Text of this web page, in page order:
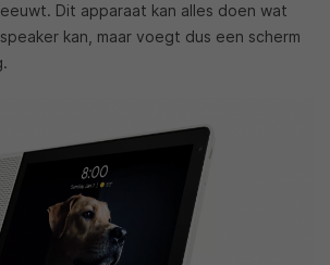
Dit apparaat kan alles doen wat
kan, maar voegt dus een scherm